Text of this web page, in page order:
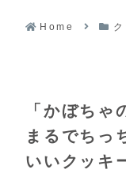
Home
「かぼちゃ
まるでちっ
いいクッキ